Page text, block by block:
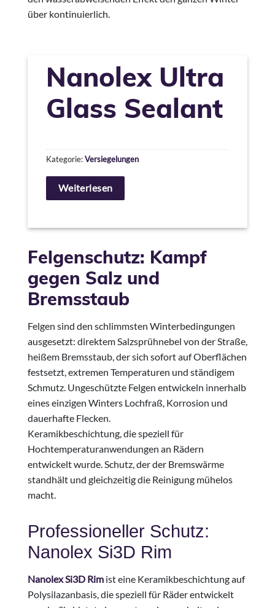
über kontinuierlich.
Nanolex Ultra
Glass Sealant
Kategorie:Versiegelungen
Weiterlesen
Felgenschutz: Kampf
gegen Salz und
Bremsstaub
Felgen sind den schlimmsten Winterbedingungen
ausgesetzt: direktem Salzsprühnebel von der Straße,
heißem Bremsstaub, der sich sofort auf Oberflächen
festsetzt, extremen Temperaturen und ständigem
Schmutz. Ungeschützte Felgen entwickeln innerhalb
eines einzigen Winters Lochfraß, Korrosion und
dauerhafte Flecken.
Keramikbeschichtung, die speziell für
Hochtemperaturanwendungen an Rädern
entwickelt wurde. Schutz, der der Bremswärme
standhält und gleichzeitig die Reinigung mühelos
macht.
Professioneller Schutz:
Nanolex Si3D Rim
Nanolex Si3D Rim ist eine Keramikbeschichtung auf
Polysilazanbasis, die speziell für Räder entwickelt